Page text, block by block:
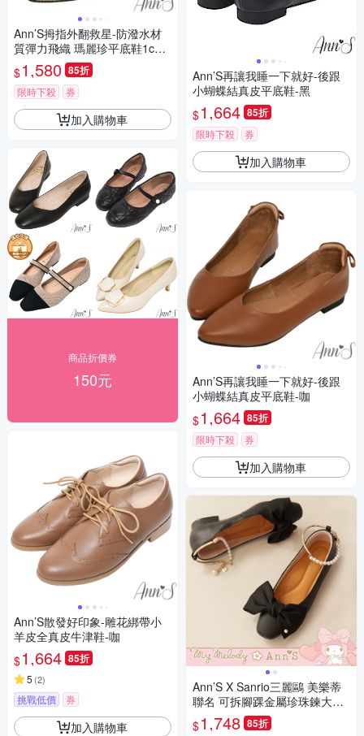
Ann’S拇指外翻救星-防潑水材
質彈力飛織 瑪麗珍平底鞋1cm-
杏
$1,580 85折
限時下殺 券
加入購物車
商品折價券
150元
Ann’S散發好印象-雕花綁帶小
羊皮全真皮牛津鞋-咖
$1,664 85折
5 (2)
挑戰低價 券
加入購物車
Ann’S再讓我睡一下就好-後跟
小蝴蝶結真皮平底鞋-黑
$1,664 85折
限時下殺 券
加入購物車
Ann’S再讓我睡一下就好-後跟
小蝴蝶結真皮平底鞋-咖
$1,664 85折
限時下殺 券
加入購物車
Ann’S X Sanrio三麗鷗 美樂蒂
聯名 可拆腳踝金屬珍珠鍊大蝴
蝶結平底娃娃鞋-黑
$1,748 85折